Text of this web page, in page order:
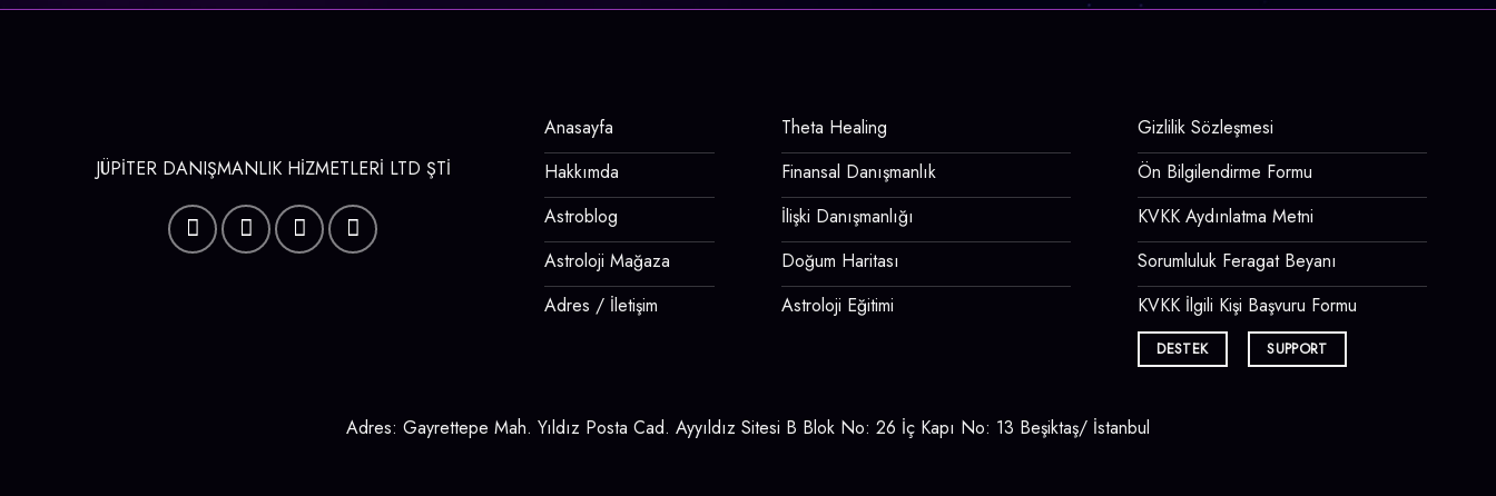
JÜPİTER DANIŞMANLIK HİZMETLERİ LTD ŞTİ
Anasayfa
Hakkımda
Astroblog
Astroloji Mağaza
Adres / İletişim
Theta Healing
Finansal Danışmanlık
İlişki Danışmanlığı
Doğum Haritası
Astroloji Eğitimi
Gizlilik Sözleşmesi
Ön Bilgilendirme Formu
KVKK Aydınlatma Metni
Sorumluluk Feragat Beyanı
KVKK İlgili Kişi Başvuru Formu
DESTEK SUPPORT
Adres: Gayrettepe Mah. Yıldız Posta Cad. Ayyıldız Sitesi B Blok No: 26 İç Kapı No: 13 Beşiktaş/ İstanbul